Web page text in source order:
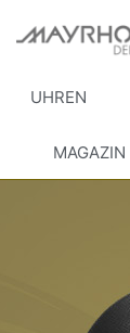
UHREN
MAGAZIN